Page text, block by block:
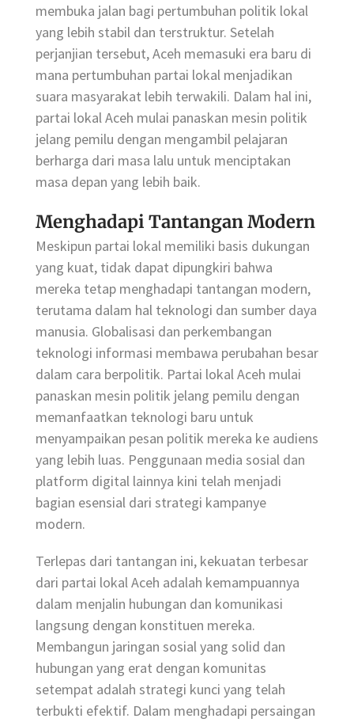
membuka jalan bagi pertumbuhan politik lokal
yang lebih stabil dan terstruktur. Setelah
perjanjian tersebut, Aceh memasuki era baru di
mana pertumbuhan partai lokal menjadikan
suara masyarakat lebih terwakili. Dalam hal ini,
partai lokal Aceh mulai panaskan mesin politik
jelang pemilu dengan mengambil pelajaran
berharga dari masa lalu untuk menciptakan
masa depan yang lebih baik.
Menghadapi Tantangan Modern
Meskipun partai lokal memiliki basis dukungan
yang kuat, tidak dapat dipungkiri bahwa
mereka tetap menghadapi tantangan modern,
terutama dalam hal teknologi dan sumber daya
manusia. Globalisasi dan perkembangan
teknologi informasi membawa perubahan besar
dalam cara berpolitik. Partai lokal Aceh mulai
panaskan mesin politik jelang pemilu dengan
memanfaatkan teknologi baru untuk
menyampaikan pesan politik mereka ke audiens
yang lebih luas. Penggunaan media sosial dan
platform digital lainnya kini telah menjadi
bagian esensial dari strategi kampanye
modern.
Terlepas dari tantangan ini, kekuatan terbesar
dari partai lokal Aceh adalah kemampuannya
dalam menjalin hubungan dan komunikasi
langsung dengan konstituen mereka.
Membangun jaringan sosial yang solid dan
hubungan yang erat dengan komunitas
setempat adalah strategi kunci yang telah
terbukti efektif. Dalam menghadapi persaingan